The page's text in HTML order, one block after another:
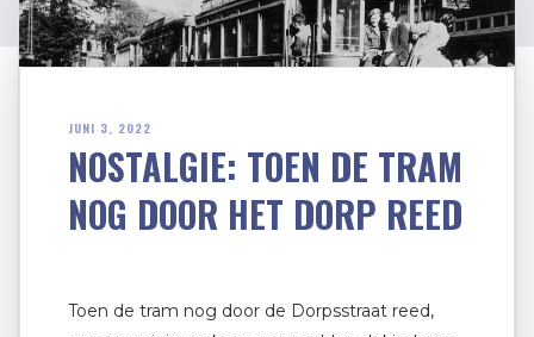
JUNI 3, 2022
NOSTALGIE: TOEN DE TRAM
NOG DOOR HET DORP REED
Toen de tram nog door de Dorpsstraat reed,